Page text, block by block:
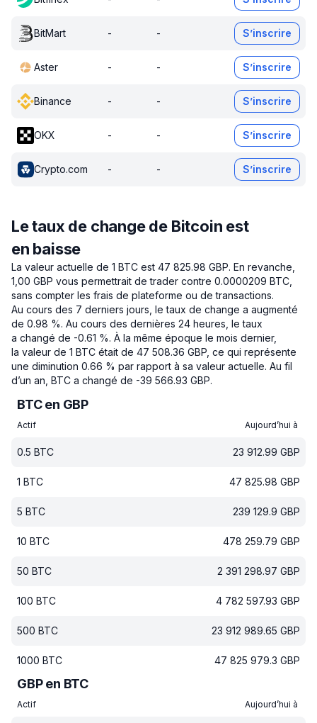
BitMart - - S’inscrire
Aster - - S’inscrire
Binance - - S’inscrire
OKX - - S’inscrire
Crypto.com - - S’inscrire
Le taux de change de Bitcoin est
en baisse
La valeur actuelle de 1 BTC est 47 825.98 GBP. En revanche,
1,00 GBP vous permettrait de trader contre 0.0000209 BTC,
sans compter les frais de plateforme ou de transactions.
Au cours des 7 derniers jours, le taux de change a augmenté
de 0.98 %. Au cours des dernières 24 heures, le taux
a changé de -0.61 %. À la même époque le mois dernier,
la valeur de 1 BTC était de 47 508.36 GBP, ce qui représente
une diminution 0.66 % par rapport à sa valeur actuelle. Au fil
d’un an, BTC a changé de -39 566.93 GBP.
BTC en GBP
Actif Aujourd’hui à
0.5 BTC 23 912.99 GBP
1 BTC 47 825.98 GBP
5 BTC 239 129.9 GBP
10 BTC 478 259.79 GBP
50 BTC 2 391 298.97 GBP
100 BTC 4 782 597.93 GBP
500 BTC 23 912 989.65 GBP
1000 BTC 47 825 979.3 GBP
GBP en BTC
Actif Aujourd’hui à